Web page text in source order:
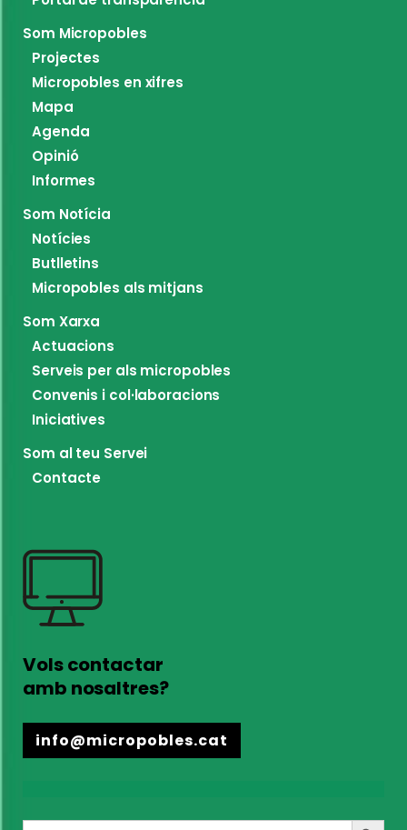
Som Micropobles
Projectes
Micropobles en xifres
Mapa
Agenda
Opinió
Informes
Som Notícia
Notícies
Butlletins
Micropobles als mitjans
Som Xarxa
Actuacions
Serveis per als micropobles
Convenis i col·laboracions
Iniciatives
Som al teu Servei
Contacte
Vols contactar
amb nosaltres?
info@micropobles.cat